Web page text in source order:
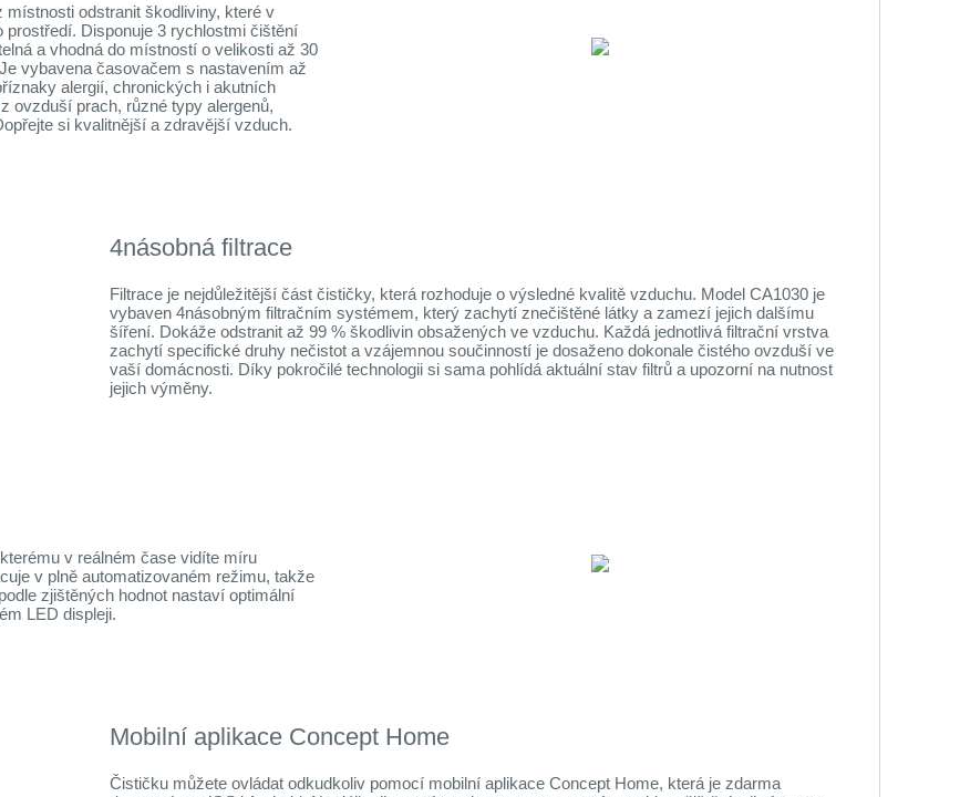
odstranit škodliviny, které v
Disponuje 3 rychlostmi čištění
a vhodná do místností o velikosti až 30
vybavena časovačem s nastavením až
alergií, chronických i akutních
ovzduší prach, různé typy alergenů,
si kvalitnější a zdravější vzduch.
4násobná filtrace
Filtrace je nejdůležitější část čističky, která rozhoduje o výsledné kvalitě vzduchu. Model CA1030 je
vybaven 4násobným filtračním systémem, který zachytí znečištěné látky a zamezí jejich dalšímu
šíření. Dokáže odstranit až 99 % škodlivin obsažených ve vzduchu. Každá jednotlivá filtrační vrstva
zachytí specifické druhy nečistot a vzájemnou součinností je dosaženo dokonale čistého ovzduší ve
vaší domácnosti. Díky pokročilé technologii si sama pohlídá aktuální stav filtrů a upozorní na nutnost
jejich výměny.
v reálném čase vidíte míru
v plně automatizovaném režimu, takže
zjištěných hodnot nastaví optimální
LED displeji.
Mobilní aplikace Concept Home
Čističku můžete ovládat odkudkoliv pomocí mobilní aplikace Concept Home, která je zdarma